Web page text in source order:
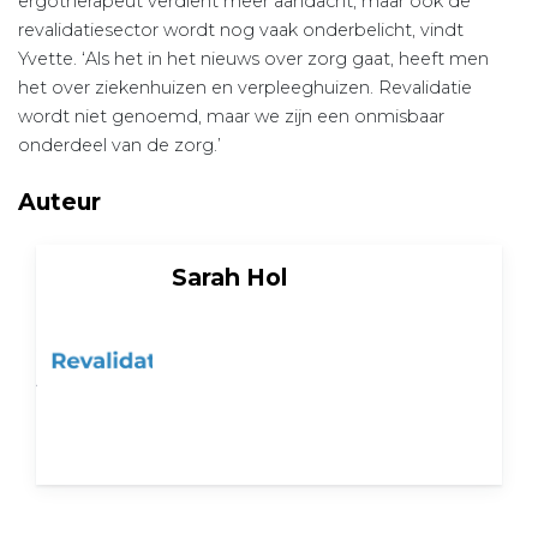
revalidatiesector wordt nog vaak onderbelicht, vindt
Yvette. ‘Als het in het nieuws over zorg gaat, heeft men
het over ziekenhuizen en verpleeghuizen. Revalidatie
wordt niet genoemd, maar we zijn een onmisbaar
onderdeel van de zorg.’
Auteur
Sarah Hol